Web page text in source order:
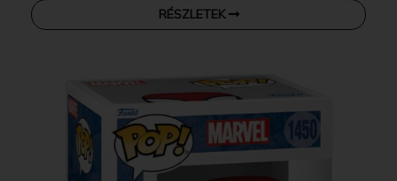
RÉSZLETEK